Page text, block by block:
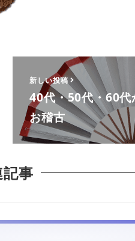
新しい投稿
40代・50代・60
お稽古
事